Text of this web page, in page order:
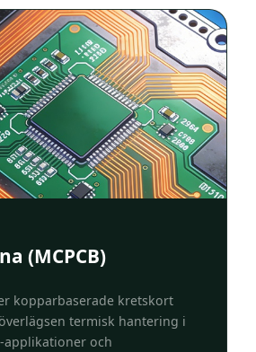
(MCPCB)
kopparbaserade kretskort
termisk hantering i
applikationer och